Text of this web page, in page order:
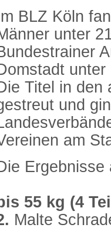
BLZ Köln
unter
unter
Titel in den
und
am
55 kg (4
Malte